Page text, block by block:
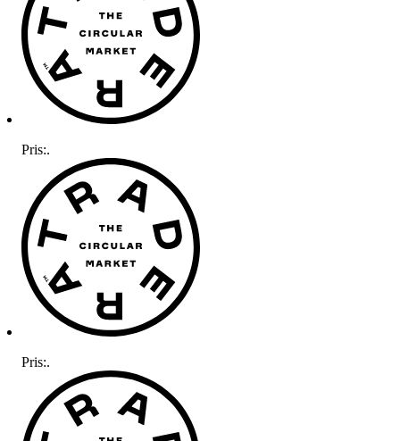
Pris:.
Pris:.